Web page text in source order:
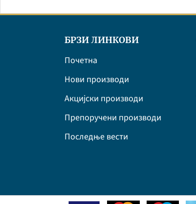
БРЗИ ЛИНКОВИ
Почетна
Нови производи
Акцијски производи
Препоручени производи
Последње вести